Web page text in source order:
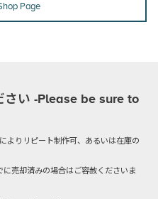
Page
さい -Please be sure to
よりリピート制作可、あるいは在庫の
売却済みの場合はご容赦くださいま